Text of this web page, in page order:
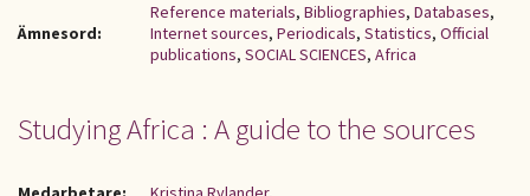
Ämnesord:
Reference materials, Bibliographies, Databases,
Internet sources, Periodicals, Statistics, Official
publications, SOCIAL SCIENCES, Africa
Studying Africa : A guide to the sources